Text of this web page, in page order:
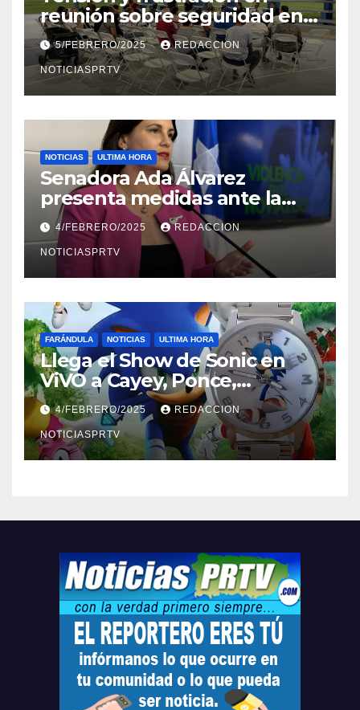
reunión sobre seguridad en
Reparto Metropolitano
5/FEBRERO/2025 REDACCION
NOTICIASPRTV
NOTICIAS ULTIMA HORA
Senadora Ada Álvarez
presenta medidas ante la
violencia en el noviazgo
4/FEBRERO/2025 REDACCION
NOTICIASPRTV
FARÁNDULA NOTICIAS ULTIMA HORA
Llega el Show de Sonic en
ViVO a Cayey, Ponce,
Barceloneta y Humacao,
Relojes gratis para el que
compre ahora….
4/FEBRERO/2025 REDACCION
NOTICIASPRTV